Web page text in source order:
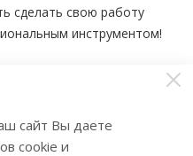
сделать свою работу
инструментом!
сайт Вы даете
cookie и